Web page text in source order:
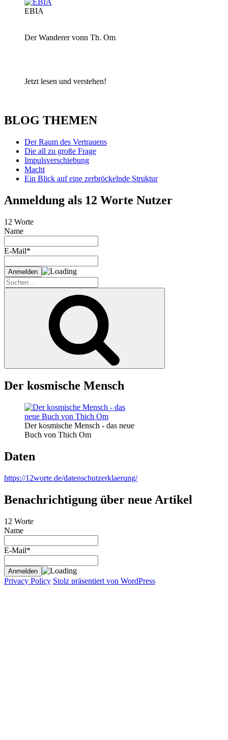
EBIA
Der Wanderer vonn Th. Om
Jetzt lesen und verstehen!
BLOG THEMEN
Der Raum des Vertrauens
Die all zu große Frage
Impulsverschiebung
Macht
Ein Blick auf eine zerbröckelnde Struktur
Anmeldung als 12 Worte Nutzer
12 Worte
Name
E-Mail*
Suche
nach:
Der kosmische Mensch
Der kosmische Mensch - das neue
Buch von Thich Om
Daten
https://12worte.de/datenschutzerklaerung/
Benachrichtigung über neue Artikel
12 Worte
Name
E-Mail*
Privacy Policy Stolz präsentiert von WordPress